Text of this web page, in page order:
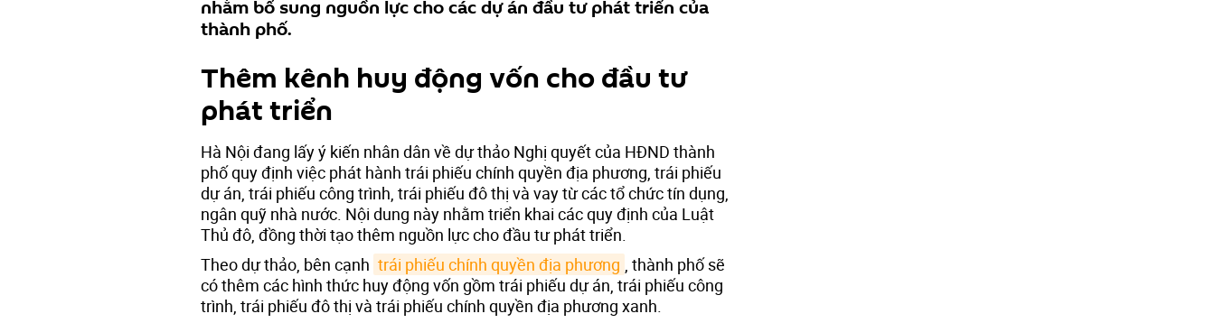
nhằm bổ sung nguồn lực cho các dự án đầu tư phát triển của
thành phố.
Thêm kênh huy động vốn cho đầu tư
phát triển
Hà Nội đang lấy ý kiến nhân dân về dự thảo Nghị quyết của HĐND thành
phố quy định việc phát hành trái phiếu chính quyền địa phương, trái phiếu
dự án, trái phiếu công trình, trái phiếu đô thị và vay từ các tổ chức tín dụng,
ngân quỹ nhà nước. Nội dung này nhằm triển khai các quy định của Luật
Thủ đô, đồng thời tạo thêm nguồn lực cho đầu tư phát triển.
Theo dự thảo, bên cạnh trái phiếu chính quyền địa phương , thành phố sẽ
có thêm các hình thức huy động vốn gồm trái phiếu dự án, trái phiếu công
trình, trái phiếu đô thị và trái phiếu chính quyền địa phương xanh.